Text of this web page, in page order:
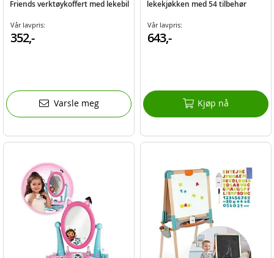
Friends verktøykoffert med lekebil
Vår lavpris:
352,-
Varsle meg
lekekjøkken med 54 tilbehør
Vår lavpris:
643,-
Kjøp nå